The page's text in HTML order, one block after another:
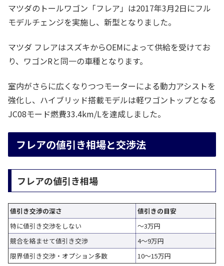
マツダのトールワゴン「フレア」は2017年3月2日にフル
モデルチェンジを実施し、新型となりました。
マツダ フレアはスズキからOEMによって供給を受けてお
り、ワゴンRと同一の車種となります。
室内がさらに広くなりつつモーターによる動力アシストを
強化し、ハイブリッド搭載モデルは軽ワゴントップとなる
JC08モード燃費33.4km/Lを達成しました。
フレアの値引き相場と交渉法
フレアの値引き相場
値引き交渉の深さ
値引きの目安
特に値引き交渉をしない
～3万円
競合を絡ませて値引き交渉
4～9万円
限界値引き交渉・オプション多数
10～15万円